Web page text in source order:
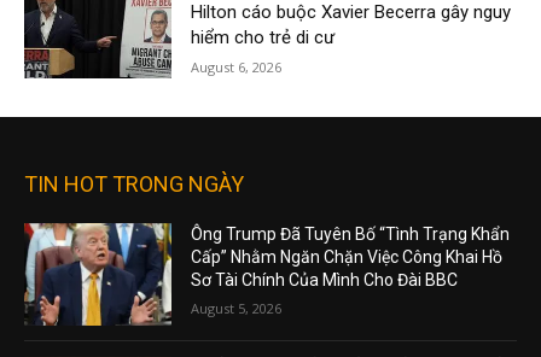
Hilton cáo buộc Xavier Becerra gây nguy
hiểm cho trẻ di cư
August 6, 2026
TIN HOT TRONG NGÀY
Ông Trump Đã Tuyên Bố “Tình Trạng Khẩn
Cấp” Nhằm Ngăn Chặn Việc Công Khai Hồ
Sơ Tài Chính Của Mình Cho Đài BBC
August 5, 2026